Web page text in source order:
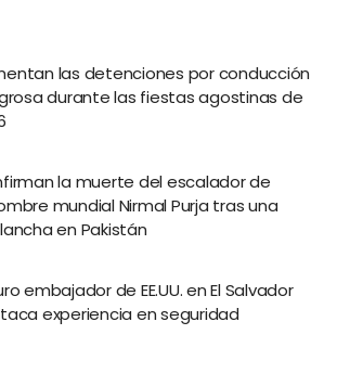
las detenciones por conducción
durante las fiestas agostinas de
la muerte del escalador de
mundial Nirmal Purja tras una
en Pakistán
embajador de EE.UU. en El Salvador
experiencia en seguridad